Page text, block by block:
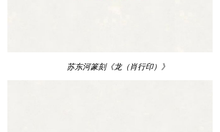
苏东河篆刻《龙（肖行印）》